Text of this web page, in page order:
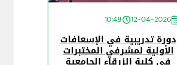
12-04-2026
10:48
دورة تدريبية في الإسعافات
الأولية لمشرفي المختبرات
في كلية الزرقاء الجامعية